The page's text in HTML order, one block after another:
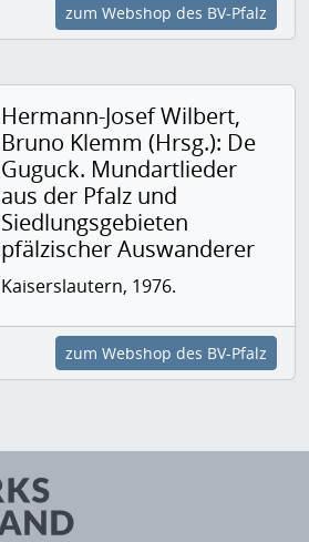
zum Webshop des BV-Pfalz
Hermann-Josef Wilbert,
Bruno Klemm (Hrsg.): De
Guguck. Mundartlieder
aus der Pfalz und
Siedlungsgebieten
pfälzischer Auswanderer
Kaiserslautern, 1976.
zum Webshop des BV-Pfalz